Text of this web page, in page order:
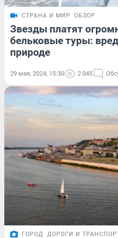
СТРАНА И МИР ОБЗОР
Звезды платят
бельковые туры:
природе
29 мая, 2024, 15:30 2 045
ГОРОД ДОРОГИ И